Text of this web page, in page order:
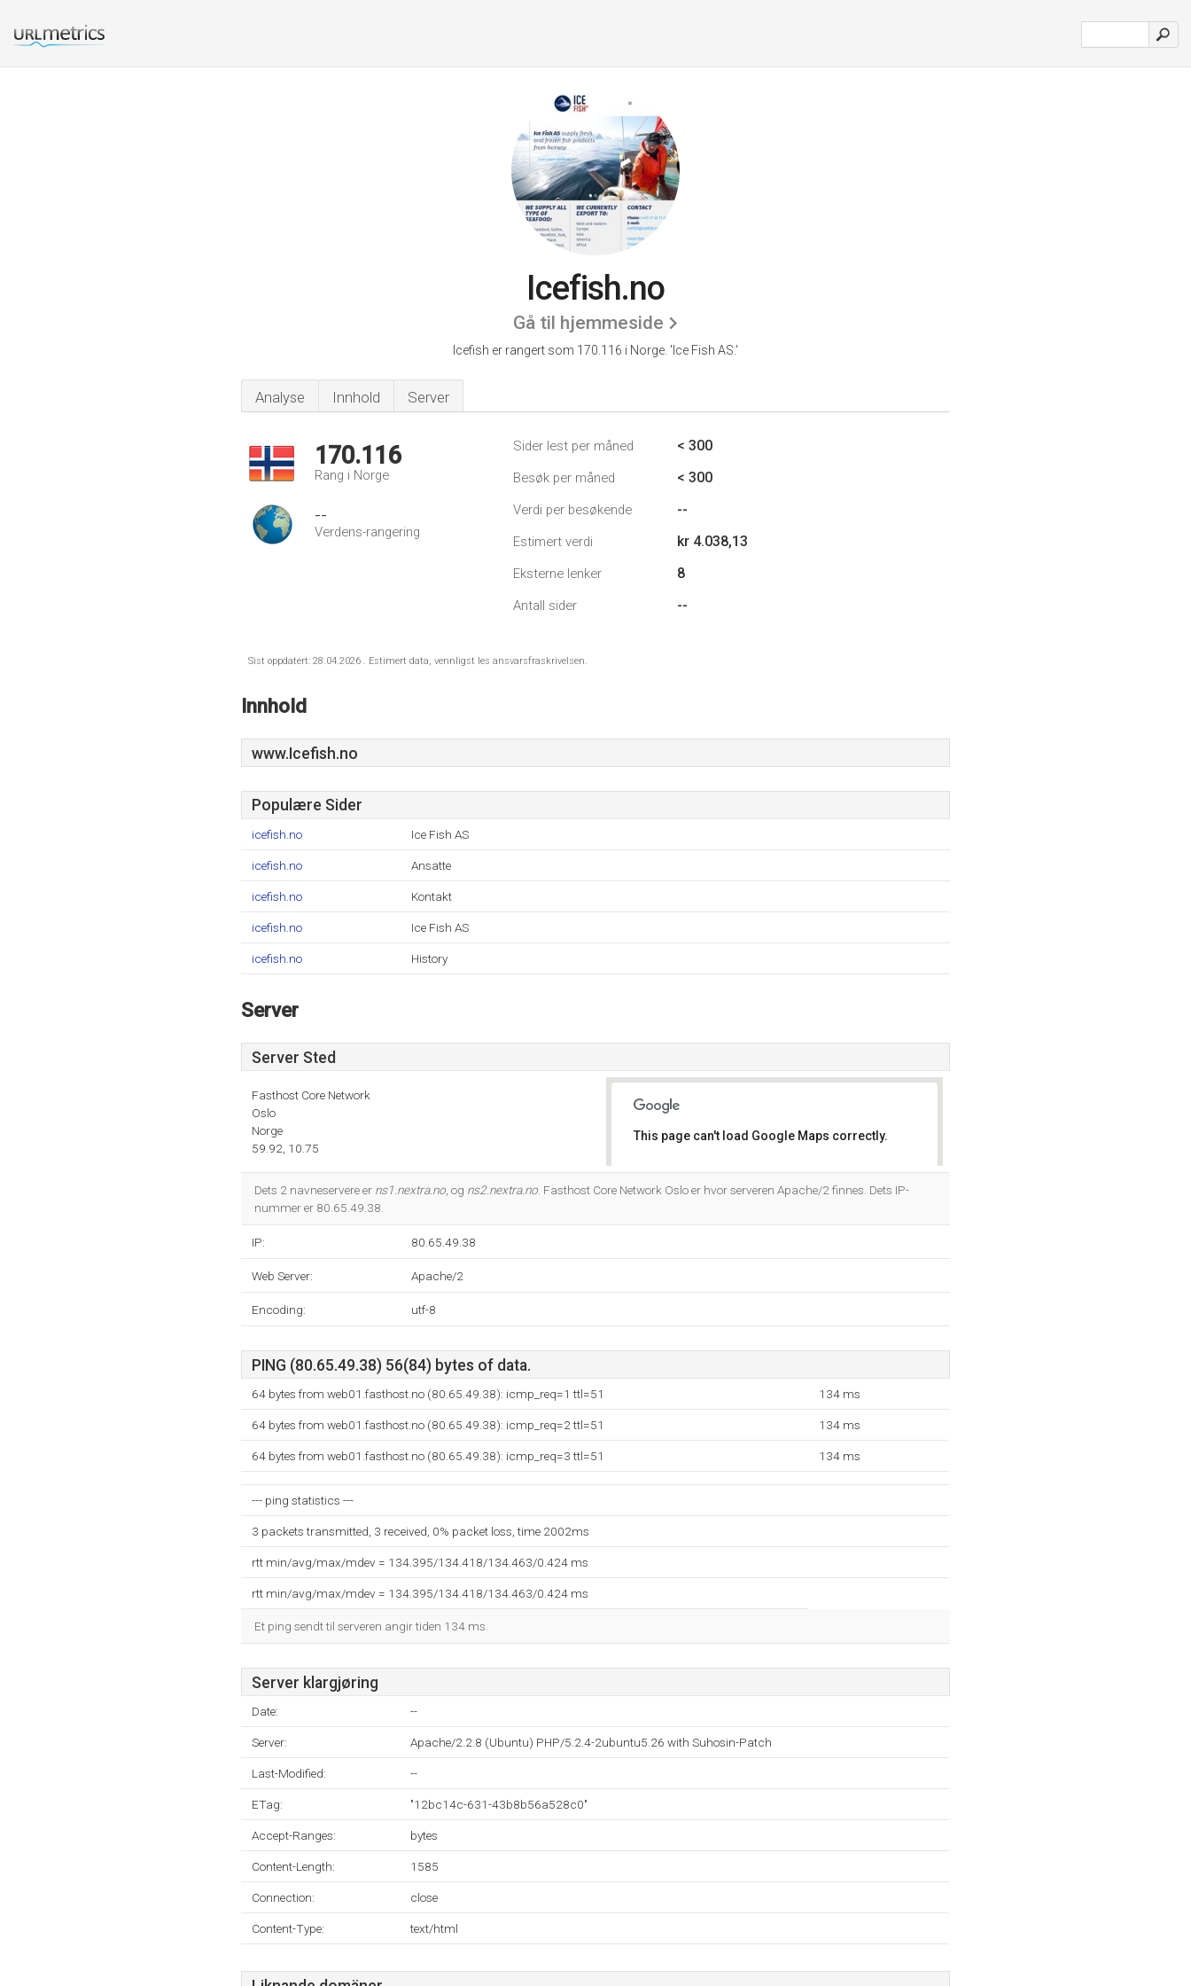
Icefish.no
Gå til hjemmeside
Icefish er rangert som 170.116 i Norge. 'Ice Fish AS.'
Analyse Innhold Server
170.116
Rang i Norge
--
Verdens-rangering
Sider lest per måned < 300
Besøk per måned < 300
Verdi per besøkende --
Estimert verdi kr 4.038,13
Eksterne lenker 8
Antall sider --
Sist oppdatert: 28.04.2026 . Estimert data, vennligst les ansvarsfraskrivelsen.
Innhold
www.Icefish.no
Populære Sider
icefish.no Ice Fish AS
icefish.no Ansatte
icefish.no Kontakt
icefish.no Ice Fish AS
icefish.no History
Server
Server Sted
Fasthost Core Network
Oslo
Norge
59.92, 10.75
This page can't load Google Maps correctly.
Dets 2 navneservere er ns1.nextra.no , og ns2.nextra.no . Fasthost Core Network Oslo er hvor serveren Apache/2 finnes. Dets IP-
nummer er 80.65.49.38.
IP: 80.65.49.38
Web Server: Apache/2
Encoding: utf-8
PING (80.65.49.38) 56(84) bytes of data.
64 bytes from web01.fasthost.no (80.65.49.38): icmp_req=1 ttl=51 134 ms
64 bytes from web01.fasthost.no (80.65.49.38): icmp_req=2 ttl=51 134 ms
64 bytes from web01.fasthost.no (80.65.49.38): icmp_req=3 ttl=51 134 ms
--- ping statistics ---
3 packets transmitted, 3 received, 0% packet loss, time 2002ms
rtt min/avg/max/mdev = 134.395/134.418/134.463/0.424 ms
rtt min/avg/max/mdev = 134.395/134.418/134.463/0.424 ms
Et ping sendt til serveren angir tiden 134 ms.
Server klargjøring
Date: --
Server: Apache/2.2.8 (Ubuntu) PHP/5.2.4-2ubuntu5.26 with Suhosin-Patch
Last-Modified: --
ETag: "12bc14c-631-43b8b56a528c0"
Accept-Ranges: bytes
Content-Length: 1585
Connection: close
Content-Type: text/html